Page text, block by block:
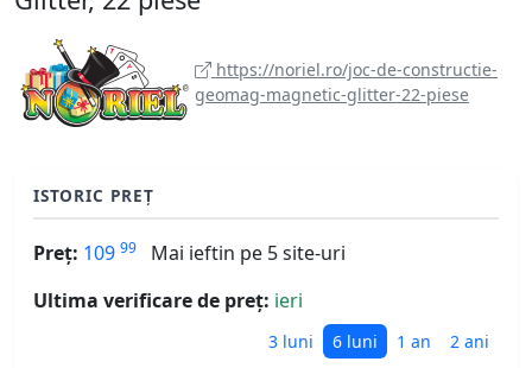
https://noriel.ro/joc-de-constructie-
geomag-magnetic-glitter-22-piese
ISTORIC PREȚ
Preț: 109 99
Mai ieftin pe 5 site-uri
Ultima verificare de preț: ieri
3 luni 6 luni 1 an 2 ani